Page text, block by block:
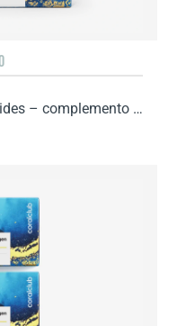
Promarine Collagen Tripeptides – complemento alimenticio con azúcar y edulcorante. 1 envase de 1...